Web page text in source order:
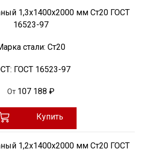
1,3х1400х2000 мм Ст20 ГОСТ
16523-97
стали: Ст20
ГОСТ 16523-97
От 107 188 ₽
Купить
1,2х1400х2000 мм Ст20 ГОСТ